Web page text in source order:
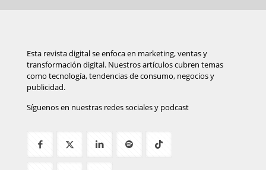
Esta revista digital se enfoca en marketing, ventas y
transformación digital. Nuestros artículos cubren temas
como tecnología, tendencias de consumo, negocios y
publicidad.
Síguenos en nuestras redes sociales y podcast